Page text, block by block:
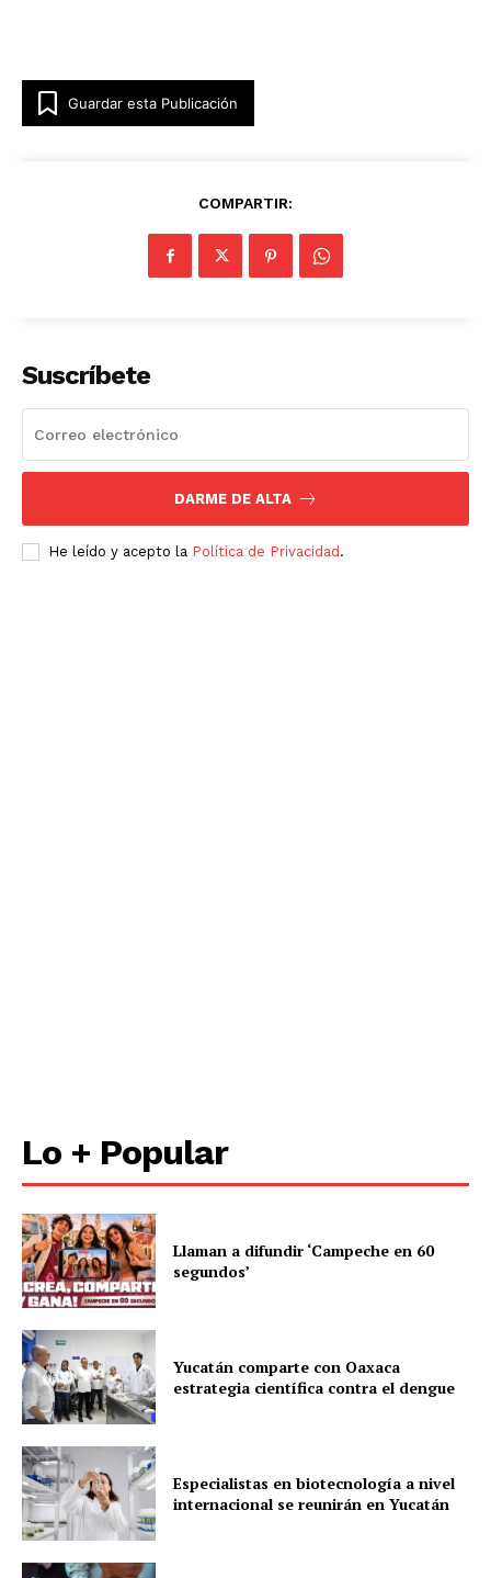
Guardar esta Publicación
COMPARTIR:
Suscríbete
DARME DE ALTA
He leído y acepto la Política de Privacidad .
Lo + Popular
Llaman a difundir ‘Campeche en 60
segundos’
Yucatán comparte con Oaxaca
estrategia científica contra el dengue
Especialistas en biotecnología a nivel
internacional se reunirán en Yucatán